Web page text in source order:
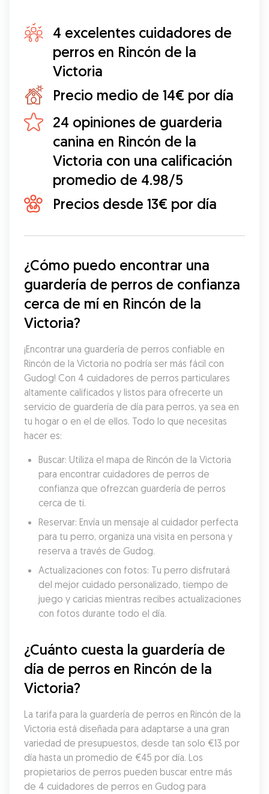
4 excelentes cuidadores de
perros en Rincón de la
Victoria
Precio medio de 14€ por día
24 opiniones de guarderia
canina en Rincón de la
Victoria con una calificación
promedio de 4.98/5
Precios desde 13€ por día
¿Cómo puedo encontrar una
guardería de perros de confianza
cerca de mí en Rincón de la
Victoria?
¡Encontrar una guardería de perros confiable en
Rincón de la Victoria no podría ser más fácil con
Gudog! Con 4 cuidadores de perros particulares
altamente calificados y listos para ofrecerte un
servicio de guardería de día para perros, ya sea en
tu hogar o en el de ellos. Todo lo que necesitas
hacer es:
Buscar: Utiliza el mapa de Rincón de la Victoria
para encontrar cuidadores de perros de
confianza que ofrezcan guardería de perros
cerca de ti.
Reservar: Envía un mensaje al cuidador perfecta
para tu perro, organiza una visita en persona y
reserva a través de Gudog.
Actualizaciones con fotos: Tu perro disfrutará
del mejor cuidado personalizado, tiempo de
juego y caricias mientras recibes actualizaciones
con fotos durante todo el día.
¿Cuánto cuesta la guardería de
día de perros en Rincón de la
Victoria?
La tarifa para la guardería de perros en Rincón de la
Victoria está diseñada para adaptarse a una gran
variedad de presupuestos, desde tan solo €13 por
día hasta un promedio de €45 por día. Los
propietarios de perros pueden buscar entre más
de 4 cuidadores de perros en Gudog para